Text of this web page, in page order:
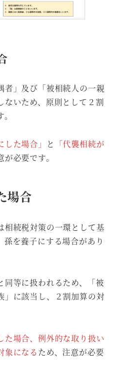
者」及び「被相続人の一親
ないため、原則として２割
した場合」 と
「代襲相続が
が必要です。
場合
相続税対策の一環として基
を養子にする場合があり
同等に扱われるため、「被
」に該当し、２割加算の対
た場合、例外的な取り扱い
象になる ため、注意が必要